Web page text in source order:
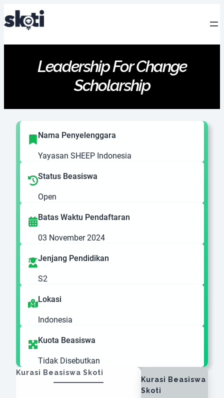
Leadership For Change
Scholarship
Nama Penyelenggara
Yayasan SHEEP Indonesia
Status Beasiswa
Open
Batas Waktu Pendaftaran
03 November 2024
Jenjang Pendidikan
S2
Lokasi
Indonesia
Kuota Beasiswa
Tidak Disebutkan
Kurasi Beasiswa Skoti
Kurasi Beasiswa
Skoti